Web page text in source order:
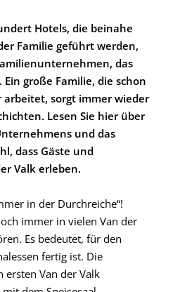
Hotels, die beinahe
Familie geführt werden,
das
große Familie, die schon
sorgt immer wieder
Lesen Sie hier über
und das
dass Gäste und
Valk erleben.
in der Durchreiche“!
immer in vielen Van der
Es bedeutet, für den
fertig ist. Die
ersten Van der Valk